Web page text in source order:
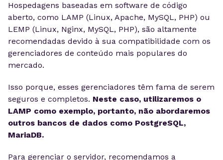
Hospedagens baseadas em software de código
aberto, como LAMP (Linux, Apache, MySQL, PHP) ou
LEMP (Linux, Nginx, MySQL, PHP), são altamente
recomendadas devido à sua compatibilidade com os
gerenciadores de conteúdo mais populares do
mercado.
Isso porque, esses gerenciadores têm fama de serem
seguros e completos. Neste caso, utilizaremos o
LAMP como exemplo, portanto, não abordaremos
outros bancos de dados como PostgreSQL,
MariaDB.
Para gerenciar o servidor, recomendamos a